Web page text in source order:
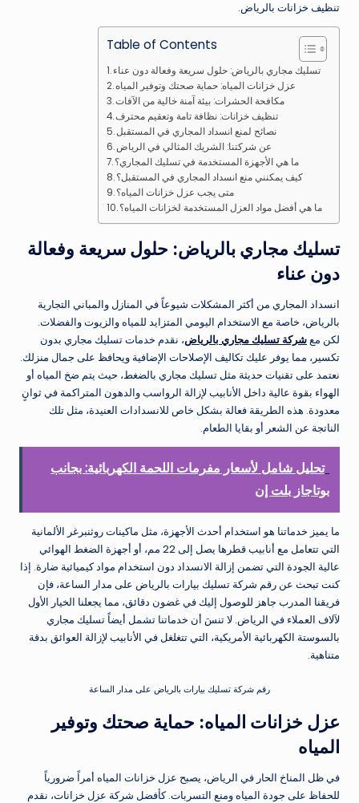
تنظيف خزانات بالرياض.
Table of Contents
تسليك مجاري بالرياض: حلول سريعة وفعالة دون عناء
عزل خزانات المياه: حماية صحتك وتوفير المياه
مكافحة الحشرات: بيئة آمنة خالية من الآفات
تنظيف خزانات: نظافة تامة وتعقيم محترف
نصائح لمنع انسداد المجاري في المستقبل
عن شركتنا: الشريك المثالي في الرياض
ما هي الأجهزة المستخدمة في تسليك المجاري؟
كيف يمكنني منع انسداد المجاري في المستقبل؟
متى يجب عزل خزانات المياه؟
ما هي أفضل مواد العزل المستخدمة لخزانات المياه؟
تسليك مجاري بالرياض: حلول سريعة وفعالة
دون عناء
انسداد المجاري من أكثر المشكلات شيوعاً في المنازل والمباني التجارية
بالرياض، خاصة مع الاستخدام اليومي المتزايد للمياه والزيوت والفضلات.
لكن معشركة تسليك مجاري بالرياض، نقدم خدمات تسليك مجاري بدون
تكسير، مما يوفر عليك تكاليف الإصلاحات الإضافية ويحافظ على جمال منزلك.
نعتمد على تقنيات حديثة مثل تسليك مجاري بالضغط، حيث يتم ضخ المياه أو
الهواء بقوة عالية داخل الأنابيب لإزالة الرواسب والدهون المتراكمة في ثوانٍ
معدودة. هذه الطريقة فعالة بشكل خاص للانسدادات العنيدة، مثل تلك
الناتجة عن الشعر أو بقايا الطعام.
تحليل شامل لأسعار مفرمات اللحمة الكهربائية: بجانب
بوتاجاز بلت إن
ما يميز خدماتنا هو استخدام أحدث الأجهزة، مثل ماكينات روثنبرغر الألمانية
التي تتعامل مع أنابيب قطرها يصل إلى 22 مم، أو أجهزة الضغط الهوائي
عالية الجودة التي تضمن إزالة الانسداد دون استخدام مواد كيميائية ضارة. إذا
كنت تبحث عن رقم شركة تسليك بيارات بالرياض على مدار الساعة، فإن
فريقنا المدرب جاهز للوصول إليك في غضون دقائق، مما يجعلنا الخيار الأول
لآلاف العملاء في الرياض. لا تنسَ أن خدماتنا تشمل أيضاً تسليك مجاري
بالسوستة الكهربائية الأمريكية، التي تتغلغل في الأنابيب لإزالة العوائق بدقة
متناهية.
رقم شركة تسليك بيارات بالرياض على مدار الساعة
عزل خزانات المياه: حماية صحتك وتوفير
المياه
في ظل المناخ الحار في الرياض، يصبح عزل خزانات المياه أمراً ضرورياً
للحفاظ على جودة المياه ومنع التسربات. كأفضل شركة عزل خزانات، نقدم